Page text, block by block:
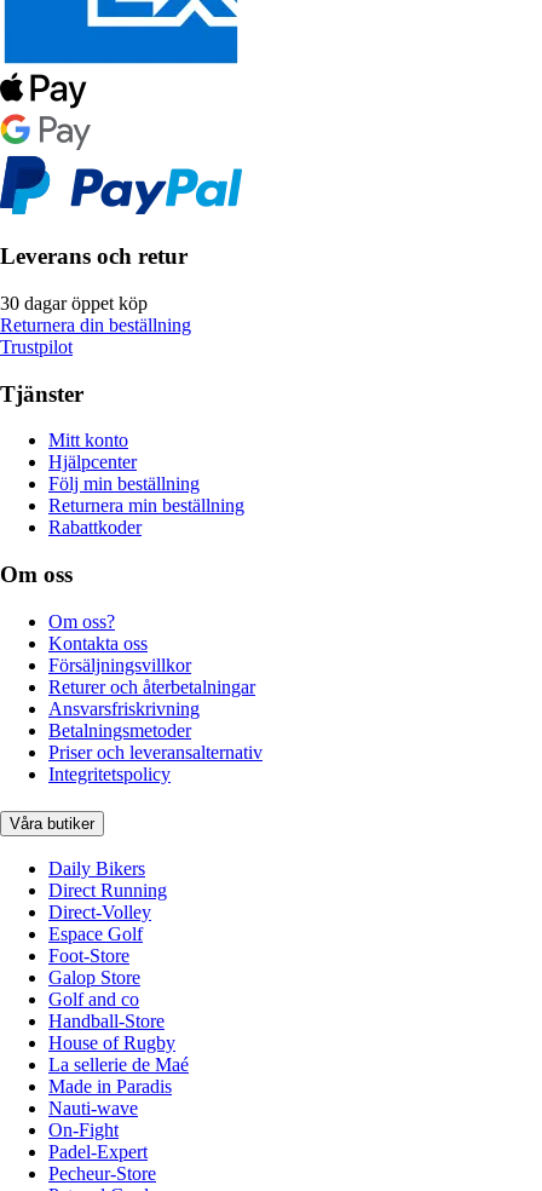
Leverans och retur
30 dagar öppet köp
Returnera din beställning
Trustpilot
Tjänster
Mitt konto
Hjälpcenter
Följ min beställning
Returnera min beställning
Rabattkoder
Om oss
Om oss?
Kontakta oss
Försäljningsvillkor
Returer och återbetalningar
Ansvarsfriskrivning
Betalningsmetoder
Priser och leveransalternativ
Integritetspolicy
Våra butiker
Daily Bikers
Direct Running
Direct-Volley
Espace Golf
Foot-Store
Galop Store
Golf and co
Handball-Store
House of Rugby
La sellerie de Maé
Made in Paradis
Nauti-wave
On-Fight
Padel-Expert
Pecheur-Store